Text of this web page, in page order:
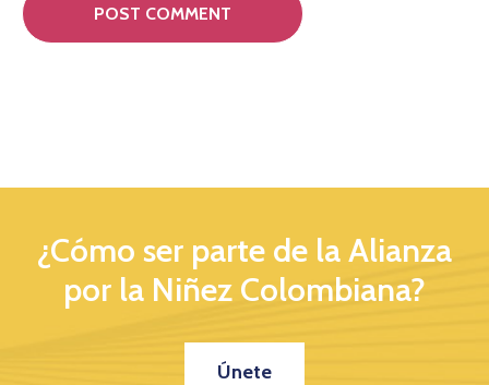
¿Cómo ser parte de la Alianza
por la Niñez Colombiana?
Únete